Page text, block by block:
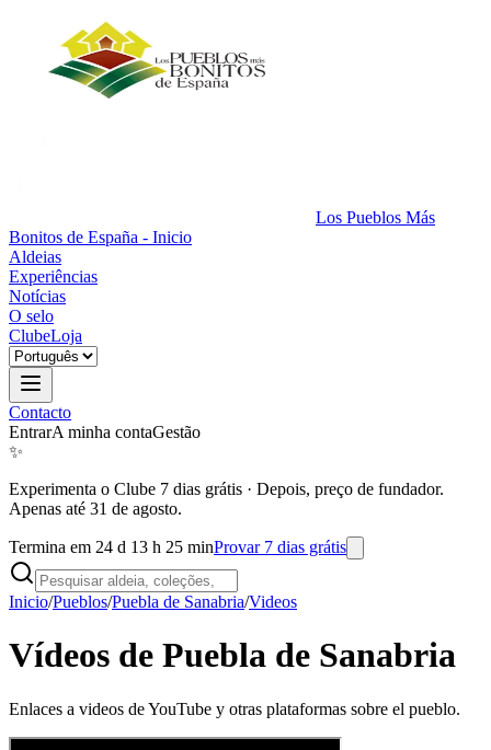
Los Pueblos Más
Bonitos de España - Inicio
Aldeias
Experiências
Notícias
O selo
ClubeLoja
Contacto
EntrarA minha contaGestão
✨
Experimenta o Clube 7 dias grátis · Depois, preço de fundador.
Apenas até 31 de agosto.
Termina em 24 d 13 h 25 minProvar 7 dias grátis
Inicio/Pueblos/Puebla de Sanabria/Videos
Vídeos de Puebla de Sanabria
Enlaces a videos de YouTube y otras plataformas sobre el pueblo.